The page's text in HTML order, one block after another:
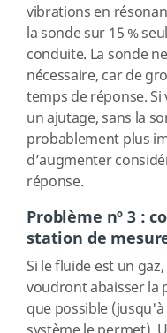
vibrations en
la sonde sur 15 %
conduite. La sonde
nécessaire, car de
temps de réponse.
un ajutage, sans la
probablement plus
d’augmenter
réponse.
Problème nº 3 :
station de
Si le fluide est un
voudront abaisser la
que possible (jusqu'à